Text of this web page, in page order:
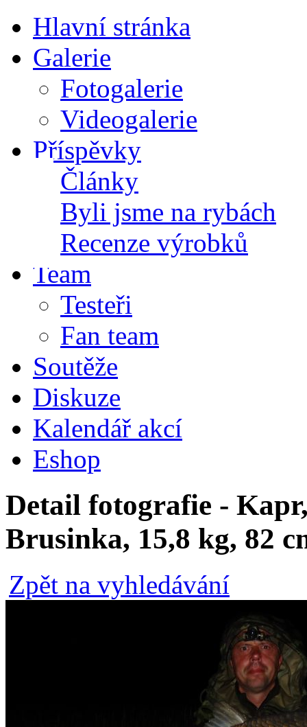
Hlavní stránka
Galerie
Fotogalerie
Videogalerie
Příspěvky
Články
Byli jsme na rybách
Recenze výrobků
Team
Testeři
Fan team
Soutěže
Diskuze
Kalendář akcí
Eshop
Detail fotografie -
Brusinka, 15,8 kg, 82
Zpět na vyhledávání